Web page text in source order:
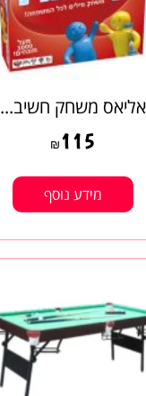
אליאס משחק חשיב...
₪ 115
מידע נוסף